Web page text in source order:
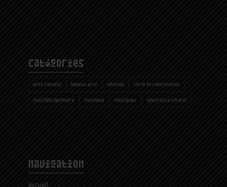
catégories
arts visuels beaux arts cinéma livre et rencontres
multidisciplinaire musique musiques spectacle vivant
navigation
accueil